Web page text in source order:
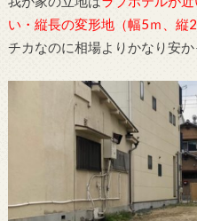
い・縦長の変形地（幅5ｍ、縦
チカなのに相場よりかなり安か